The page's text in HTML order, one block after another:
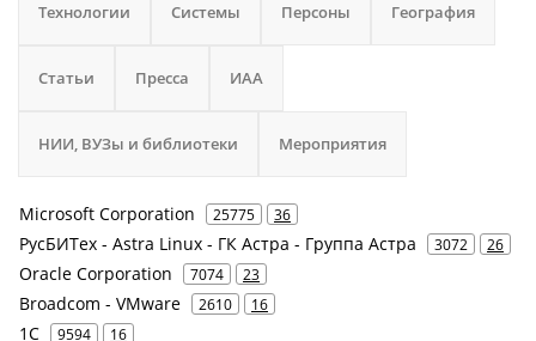
Технологии Системы Персоны География
Статьи Пресса ИАА
НИИ, ВУЗы и библиотеки Мероприятия
Microsoft Corporation 25775 36
РусБИТех - Astra Linux - ГК Астра - Группа Астра 3072 26
Oracle Corporation 7074 23
Broadcom - VMware 2610 16
1С 9594 16